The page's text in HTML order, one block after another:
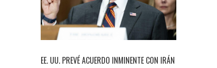
many can afford. The most affordable
solution is to buy a couple hundred dollars
replica watch that looks and functions just
EE. UU. PREVÉ ACUERDO INMINENTE CON IRÁN